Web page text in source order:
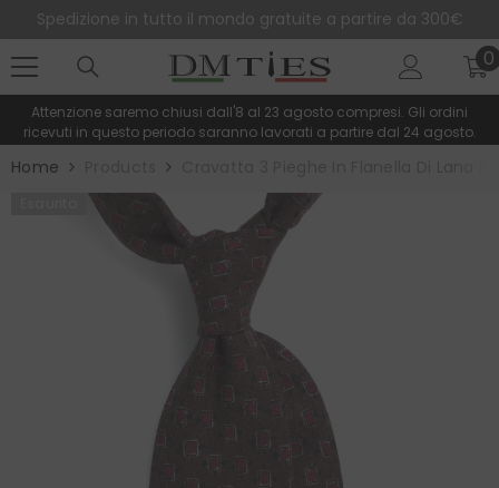
Spedizione in tutto il mondo gratuite a partire da 300€
00
Attenzione saremo chiusi dall'8 al 23 agosto compresi. Gli ordini
ricevuti in questo periodo saranno lavorati a partire dal 24 agosto.
Home